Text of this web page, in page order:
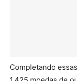
Completando